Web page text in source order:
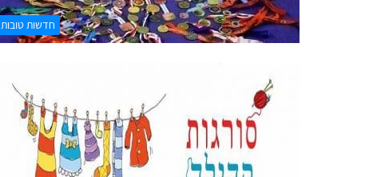
חדשות טובות